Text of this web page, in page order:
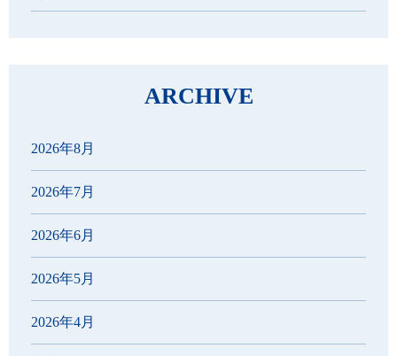
ARCHIVE
2026年8月
2026年7月
2026年6月
2026年5月
2026年4月